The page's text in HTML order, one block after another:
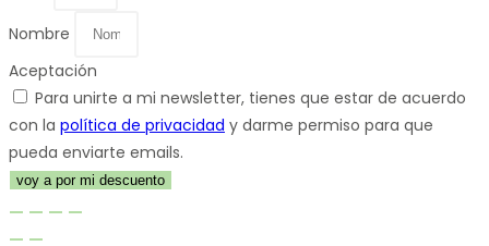
Nombre
Aceptación
Para unirte a mi newsletter, tienes que estar de acuerdo
con la política de privacidad y darme permiso para que
pueda enviarte emails.
voy a por mi descuento